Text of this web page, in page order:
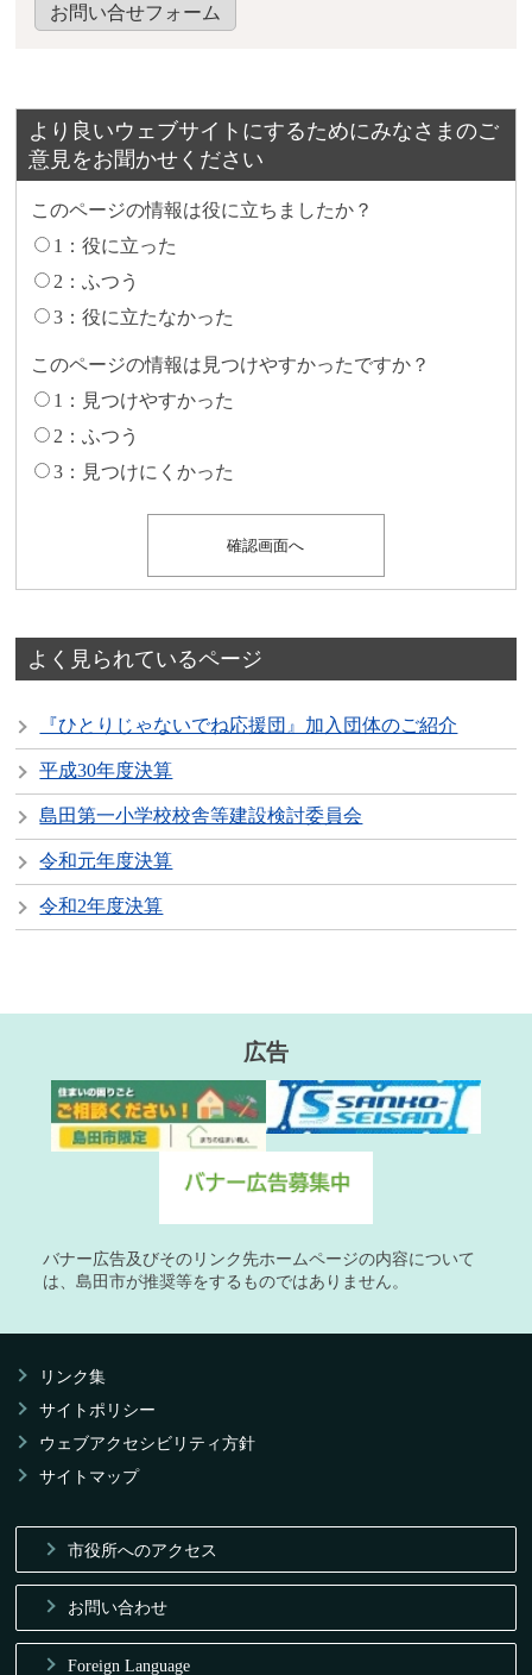
お問い合せフォーム
より良いウェブサイトにするためにみなさまのご
意見をお聞かせください
このページの情報は役に立ちましたか？
1：役に立った
2：ふつう
3：役に立たなかった
このページの情報は見つけやすかったですか？
1：見つけやすかった
2：ふつう
3：見つけにくかった
よく見られているページ
『ひとりじゃないでね応援団』加入団体のご紹介
平成30年度決算
島田第一小学校校舎等建設検討委員会
令和元年度決算
令和2年度決算
広告
バナー広告及びそのリンク先ホームページの内容について
は、島田市が推奨等をするものではありません。
リンク集
サイトポリシー
ウェブアクセシビリティ方針
サイトマップ
市役所へのアクセス
お問い合わせ
Foreign Language